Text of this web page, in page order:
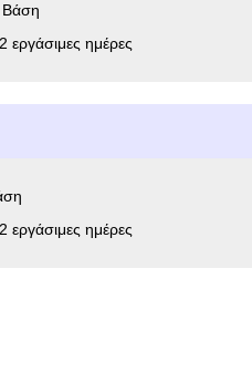
Βάση
ημέρες
ημέρες